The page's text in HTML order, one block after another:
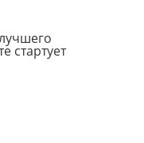
стартует